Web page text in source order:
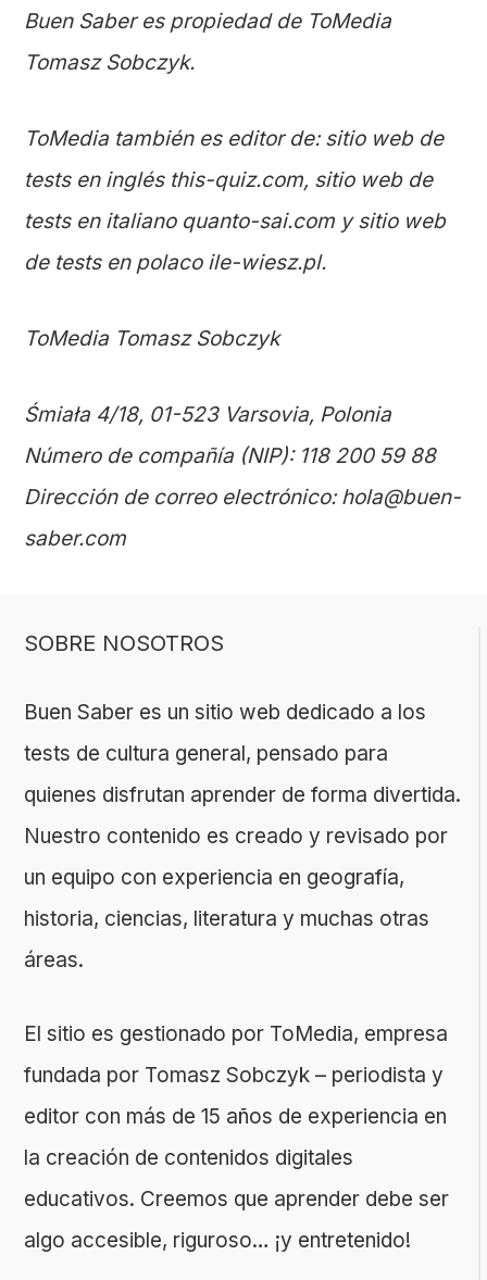
Buen Saber es propiedad de ToMedia
Tomasz Sobczyk.
ToMedia también es editor de: sitio web de
tests en inglés this-quiz.com, sitio web de
tests en italiano quanto-sai.com y sitio web
de tests en polaco ile-wiesz.pl.
ToMedia Tomasz Sobczyk
Śmiała 4/18, 01-523 Varsovia, Polonia
Número de compañía (NIP): 118 200 59 88
Dirección de correo electrónico: hola@buen-
saber.com
SOBRE NOSOTROS
Buen Saber es un sitio web dedicado a los
tests de cultura general, pensado para
quienes disfrutan aprender de forma divertida.
Nuestro contenido es creado y revisado por
un equipo con experiencia en geografía,
historia, ciencias, literatura y muchas otras
áreas.
El sitio es gestionado por ToMedia, empresa
fundada por Tomasz Sobczyk – periodista y
editor con más de 15 años de experiencia en
la creación de contenidos digitales
educativos. Creemos que aprender debe ser
algo accesible, riguroso… ¡y entretenido!